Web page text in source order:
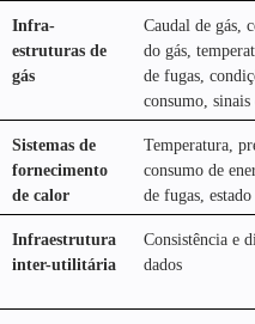
Infra-
estruturas de
gás
Caudal de gás,
do gás,
de fugas,
consumo, sinais
Sistemas de
fornecimento
de calor
Temperatura,
consumo de
de fugas,
Infraestrutura
inter-utilitária
Consistência e
dados